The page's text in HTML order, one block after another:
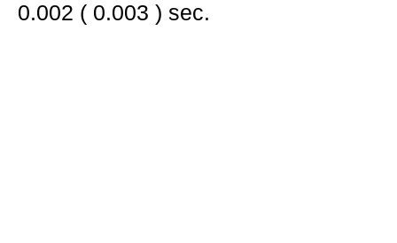
0.002 ( 0.003 ) sec.